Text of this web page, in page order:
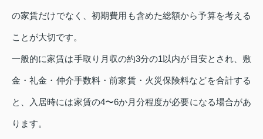
の家賃だけでなく、初期費用も含めた総額から予算を考える
ことが大切です。
一般的に家賃は手取り月収の約3分の1以内が目安とされ、敷
金・礼金・仲介手数料・前家賃・火災保険料などを合計する
と、入居時には家賃の4〜6か月分程度が必要になる場合があ
ります。